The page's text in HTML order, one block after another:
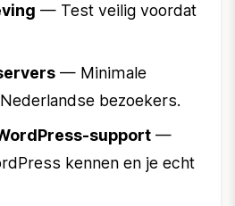
— Test veilig voordat
— Minimale
bezoekers.
support —
kennen en je echt